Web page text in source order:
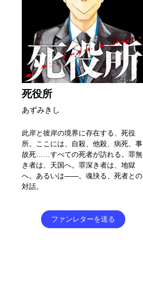
死役所
あずみきし
此岸と彼岸の境界に存在する、死役
所。ここには、自殺、他殺、病死、事
故死……すべての死者が訪れる。罪無
き者は、天国へ。罪深き者は、地獄
へ。あるいは――。魂抉る、死者との
対話。
ファンレターを送る